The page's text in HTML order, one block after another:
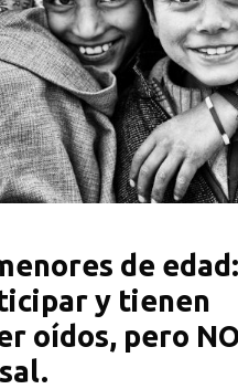
de edad:
y tienen
oídos, pero